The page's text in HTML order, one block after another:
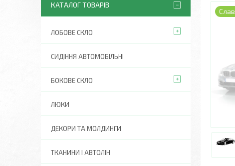
КАТАЛОГ ТОВАРІВ
ЛОБОВЕ СКЛО
СИДІННЯ АВТОМОБІЛЬНІ
БОКОВЕ СКЛО
ЛЮКИ
ДЕКОРИ ТА МОЛДИНГИ
ТКАНИНИ І АВТОЛІН